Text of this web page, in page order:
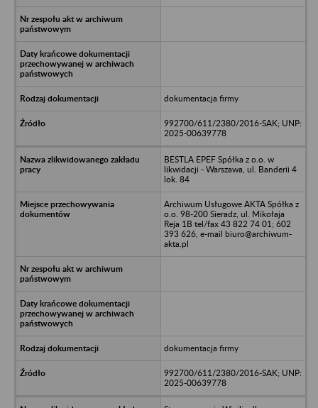
dokumentacja firmy
992700/611/2380/2016-SAK; UNP:
2025-00639778
BESTLA EPEF Spółka z o.o. w
likwidacji - Warszawa, ul. Banderii 4
lok. 84
Archiwum Usługowe AKTA Spółka z
o.o. 98-200 Sieradz, ul. Mikołaja
Reja 1B tel/fax 43 822 74 01; 602
393 626, e-mail biuro@archiwum-
akta.pl
dokumentacja firmy
992700/611/2380/2016-SAK; UNP:
2025-00639778